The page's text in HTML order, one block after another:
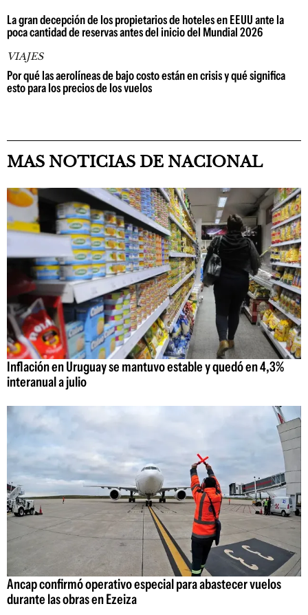
La gran decepción de los propietarios de hoteles en EEUU ante la
poca cantidad de reservas antes del inicio del Mundial 2026
VIAJES
Por qué las aerolíneas de bajo costo están en crisis y qué significa
esto para los precios de los vuelos
MAS NOTICIAS DE NACIONAL
Inflación en Uruguay se mantuvo estable y quedó en 4,3%
interanual a julio
Ancap confirmó operativo especial para abastecer vuelos
durante las obras en Ezeiza